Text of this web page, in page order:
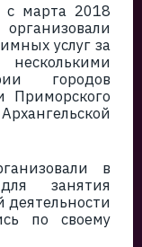
с марта 2018
услуг за
городов
Приморского
в
занятия
деятельности
по своему